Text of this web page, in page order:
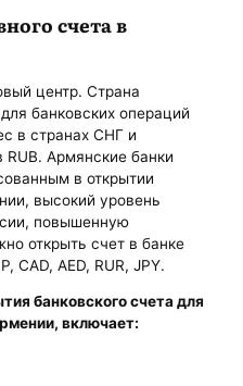
счета в
центр. Страна
банковских операций
в странах СНГ и
Армянские банки
в открытии
высокий уровень
повышенную
открыть счет в банке
CAD, AED, RUR, JPY.
банковского счета для
, включает: